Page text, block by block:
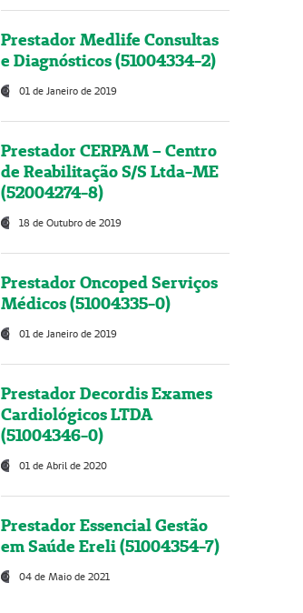
Prestador Medlife Consultas
e Diagnósticos (51004334-2)
01 de Janeiro de 2019
Prestador CERPAM – Centro
de Reabilitação S/S Ltda-ME
(52004274-8)
18 de Outubro de 2019
Prestador Oncoped Serviços
Médicos (51004335-0)
01 de Janeiro de 2019
Prestador Decordis Exames
Cardiológicos LTDA
(51004346-0)
01 de Abril de 2020
Prestador Essencial Gestão
em Saúde Ereli (51004354-7)
04 de Maio de 2021